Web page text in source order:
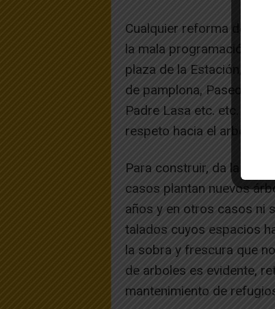
Cualquier reforma de
la mala programación en
plaza de la Estación, la
de pamplona, Paseo del
Padre Lasa etc. etc. No
respeto hacia el arbolado
Para construir, da la
casos plantan nuevos
años y en otros casos ni
talados cuyos espacios
la sobra y frescura que
de arboles es evidente,
mantenimiento de